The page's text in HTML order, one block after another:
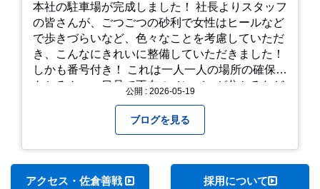
本社の駐車場が完成しました！ 社長よりスタッフ
の皆さんが、ごつごつの砂利で女性はヒールなど
で歩きづらいなど、色々なことを考慮していただ
き、こんなにきれいに整備していただきました！
しかも番号付き！ これは一人一人の場所の確保は
もちろん、一目見て不在のメンバーが分かるなど
は毎月「環境整備点検」を実施し、お客様や共に
働くスタッフの為、会社を皆で良くしていく取り
組みを実施しております！ 心一新！これからも努
力を重ねてまいります！
公開 : 2026-05-19
ブログを見る
アクセス・佐倉善戦 採用について